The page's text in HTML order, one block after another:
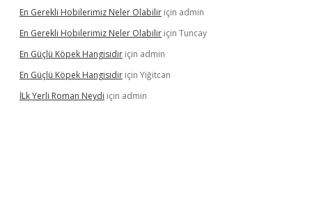
En Gerekli Hobilerimiz Neler Olabilir için admin
En Gerekli Hobilerimiz Neler Olabilir için Tuncay
En Güçlü Köpek Hangisidir için admin
En Güçlü Köpek Hangisidir için Yiğitcan
İLk Yerli Roman Neydi için admin